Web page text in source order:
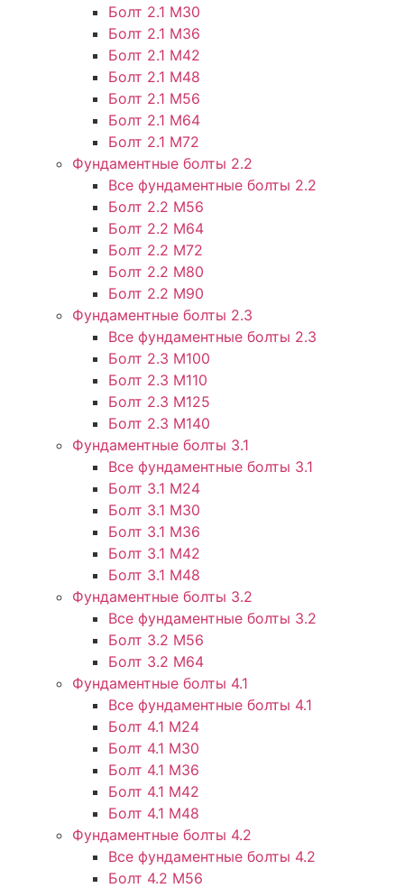
Болт 2.1 М30
Болт 2.1 М36
Болт 2.1 М42
Болт 2.1 М48
Болт 2.1 М56
Болт 2.1 М64
Болт 2.1 М72
Фундаментные болты 2.2
Все фундаментные болты 2.2
Болт 2.2 М56
Болт 2.2 М64
Болт 2.2 М72
Болт 2.2 М80
Болт 2.2 М90
Фундаментные болты 2.3
Все фундаментные болты 2.3
Болт 2.3 М100
Болт 2.3 М110
Болт 2.3 М125
Болт 2.3 М140
Фундаментные болты 3.1
Все фундаментные болты 3.1
Болт 3.1 М24
Болт 3.1 М30
Болт 3.1 М36
Болт 3.1 М42
Болт 3.1 М48
Фундаментные болты 3.2
Все фундаментные болты 3.2
Болт 3.2 М56
Болт 3.2 М64
Фундаментные болты 4.1
Все фундаментные болты 4.1
Болт 4.1 М24
Болт 4.1 М30
Болт 4.1 М36
Болт 4.1 М42
Болт 4.1 М48
Фундаментные болты 4.2
Все фундаментные болты 4.2
Болт 4.2 М56